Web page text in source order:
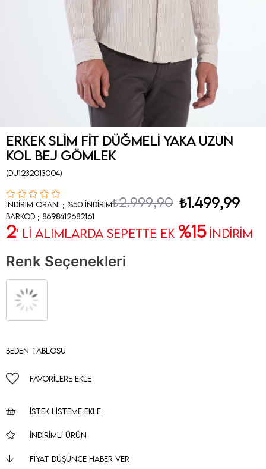
Erkek Slim Fit Düğmeli Yaka Uzun
Kol Bej Gömlek
(DU1232013004)
İndirim Oranı : %50 İndirim₺2.999,90 ₺1.499,99
Barkod : 8698412682161
2' Lİ ALIMLARDA SEPETTE EK %15İNDİRİM
Renk Seçenekleri
Beden Tablosu
FAVORILERE EKLE
İSTEK LISTEME EKLE
İNDIRIMLI ÜRÜN
FIYAT DÜŞÜNCE HABER VER